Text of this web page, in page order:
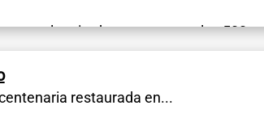
y una longitud que no supera los 500
restaurada en...